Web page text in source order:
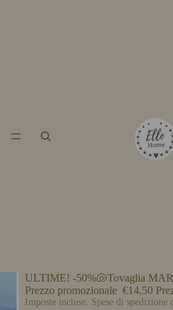
ULTIME! -50%🐚Tovaglia
Prezzo promozionale €14,50
Imposte incluse. Spese di spedizione